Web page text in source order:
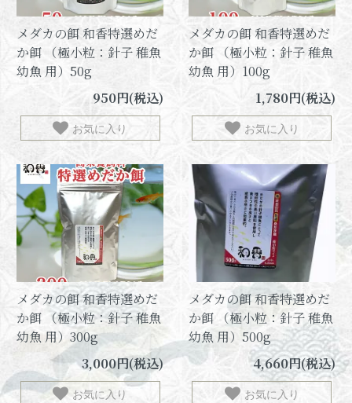
メダカの餌 和香特選めだ
か餌 （極小粒：針子 稚魚
幼魚 用）50g
950円(税込)
お気に入り
メダカの餌 和香特選めだ
か餌 （極小粒：針子 稚魚
幼魚 用）100g
1,780円(税込)
お気に入り
メダカの餌 和香特選めだ
か餌 （極小粒：針子 稚魚
幼魚 用）300g
3,000円(税込)
お気に入り
メダカの餌 和香特選めだ
か餌 （極小粒：針子 稚魚
幼魚 用）500g
4,660円(税込)
お気に入り